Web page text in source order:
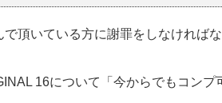
頂いている方に謝罪をしなければな
16について「今からでもコン